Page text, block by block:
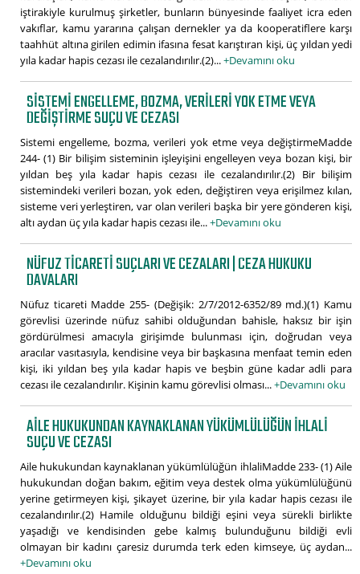
iştirakiyle kurulmuş şirketler, bunların bünyesinde faaliyet icra eden
vakıflar, kamu yararına çalışan dernekler ya da kooperatiflere karşı
taahhüt altına girilen edimin ifasına fesat karıştıran kişi, üç yıldan yedi
yıla kadar hapis cezası ile cezalandırılır.(2)...+Devamını oku
SISTEMI ENGELLEME, BOZMA, VERILERI YOK ETME VEYA
DEĞIŞTIRME SUÇU VE CEZASI
Sistemi engelleme, bozma, verileri yok etme veya değiştirmeMadde
244- (1) Bir bilişim sisteminin işleyişini engelleyen veya bozan kişi, bir
yıldan beş yıla kadar hapis cezası ile cezalandırılır.(2) Bir bilişim
sistemindeki verileri bozan, yok eden, değiştiren veya erişilmez kılan,
sisteme veri yerleştiren, var olan verileri başka bir yere gönderen kişi,
altı aydan üç yıla kadar hapis cezası ile...+Devamını oku
NÜFUZ TICARETI SUÇLARI VE CEZALARI | CEZA HUKUKU
DAVALARI
Nüfuz ticareti Madde 255- (Değişik: 2/7/2012-6352/89 md.)(1) Kamu
görevlisi üzerinde nüfuz sahibi olduğundan bahisle, haksız bir işin
gördürülmesi amacıyla girişimde bulunması için, doğrudan veya
aracılar vasıtasıyla, kendisine veya bir başkasına menfaat temin eden
kişi, iki yıldan beş yıla kadar hapis ve beşbin güne kadar adli para
cezası ile cezalandırılır. Kişinin kamu görevlisi olması...+Devamını oku
AILE HUKUKUNDAN KAYNAKLANAN YÜKÜMLÜLÜĞÜN IHLALI
SUÇU VE CEZASI
Aile hukukundan kaynaklanan yükümlülüğün ihlaliMadde 233- (1) Aile
hukukundan doğan bakım, eğitim veya destek olma yükümlülüğünü
yerine getirmeyen kişi, şikayet üzerine, bir yıla kadar hapis cezası ile
cezalandırılır.(2) Hamile olduğunu bildiği eşini veya sürekli birlikte
yaşadığı ve kendisinden gebe kalmış bulunduğunu bildiği evli
olmayan bir kadını çaresiz durumda terk eden kimseye, üç aydan...
+Devamını oku